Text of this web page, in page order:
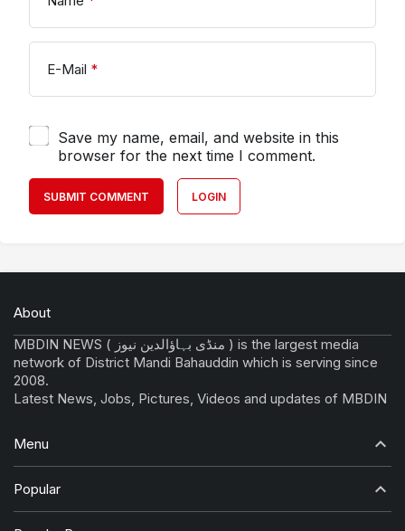
E-Mail *
Save my name, email, and website in this
browser for the next time I comment.
SUBMIT COMMENT LOGIN
About
MBDIN NEWS ( منڈی بہاؤالدین نیوز ) is the largest media
network of District Mandi Bahauddin which is serving since
2008.
Latest News, Jobs, Pictures, Videos and updates of MBDIN
Menu
Popular